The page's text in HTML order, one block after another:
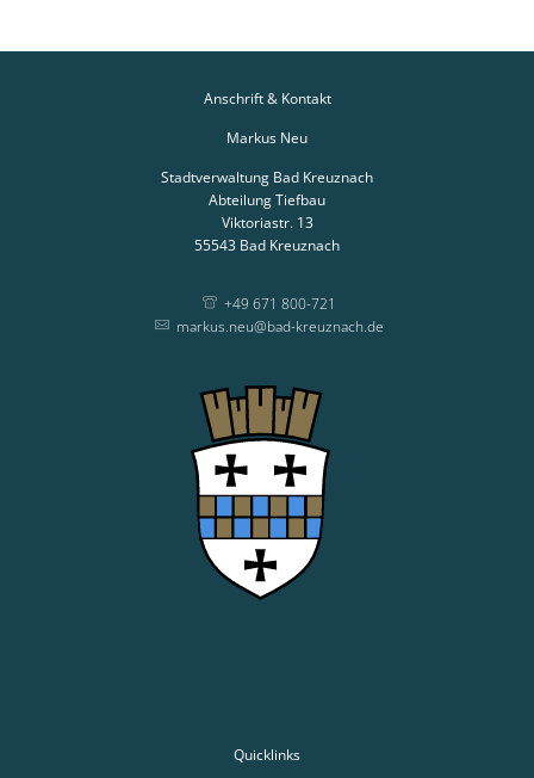
Anschrift & Kontakt
Markus Neu
Stadtverwaltung Bad Kreuznach
Abteilung Tiefbau
Viktoriastr. 13
55543 Bad Kreuznach
+49 671 800-721
markus.neu@bad-kreuznach.de
Quicklinks